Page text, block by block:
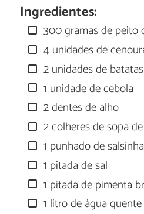
Ingredientes:
300 gramas de peito
4 unidades de
2 unidades de
1 unidade de cebola
2 dentes de alho
2 colheres de sopa
1 punhado de
1 pitada de sal
1 pitada de pimenta
1 litro de água quente